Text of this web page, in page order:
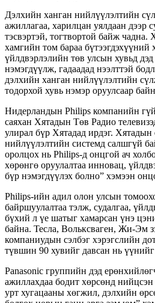
Дэлхийн ханган нийлүүлэлтийн
ажиллагаа, харилцан уялдаан дээр
тэсвэртэй, тогтвортой байж чадна.
хамгийн том бараа бүтээгдэхүүний
үйлдвэрлэлийн төв улсын хувьд
нэмэгдүүлж, гадаадад нээлттэй
дэлхийн ханган нийлүүлэлтийн
тодорхой хувь нэмэр оруулсаар
Нидерландын Philips компанийн
саяхан Хятадын Төв Радио
улирал бүр Хятадад ирдэг.
нийлүүлэлтийн системд салшгүй
оролцох нь Philips-д онцгой ач
хөрөнгө оруулалтаа инновац,
бүр нэмэгдүүлэх болно” хэмээн
Philips-ийн адил олон улсын
байршуулалтаа тэлж, судалгаа,
бүхий л үе шатыг хамарсан үнэ
байна. Тесла, Вольксваген, Жи-Эм
компаниудын сэлбэг хэрэгслийн
түвшин 90 хувийг давсан нь
Panasonic группийн дэд
ажиллахдаа бодит хөрсөнд
урт хугацааны хөгжил, дэлхийн